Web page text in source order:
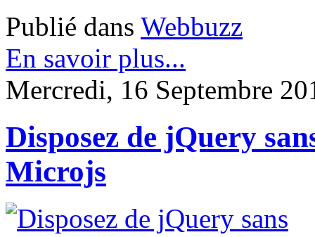
Publié dans Webbuzz
En savoir plus...
Mercredi, 16 Septembre
Disposez de jQuery
Microjs